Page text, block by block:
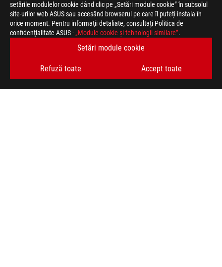
setările modulelor cookie dând clic pe „Setări module cookie” în subsolul
site-urilor web ASUS sau accesând browserul pe care îl puteți instala în
orice moment. Pentru informaţii detaliate, consultați Politica de
confidenţialitate ASUS -„Module cookie şi tehnologii similare”.
Setări module cookie
Refuză toate Accept toate
TIPURI DE PLATĂ ACCEPTATE
OBȚINEȚI CELE MAI RECENTE OFERTE ȘI MULTE ALTELE
ABONARE